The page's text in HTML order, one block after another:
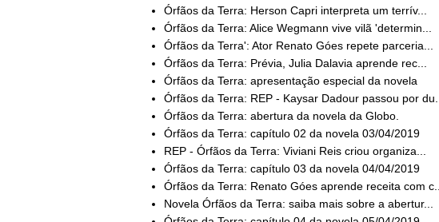
Órfãos da Terra: Herson Capri interpreta um terrív...
Órfãos da Terra: Alice Wegmann vive vilã 'determin...
Órfãos da Terra': Ator Renato Góes repete parceria...
Órfãos da Terra: Prévia, Julia Dalavia aprende rec...
Órfãos da Terra: apresentação especial da novela
Órfãos da Terra: REP - Kaysar Dadour passou por du...
Órfãos da Terra: abertura da novela da Globo.
Órfãos da Terra: capítulo 02 da novela 03/04/2019
REP - Órfãos da Terra: Viviani Reis criou organiza...
Órfãos da Terra: capítulo 03 da novela 04/04/2019
Órfãos da Terra: Renato Góes aprende receita com c...
Novela Órfãos da Terra: saiba mais sobre a abertur...